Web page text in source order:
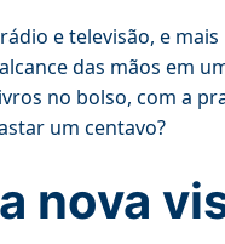
e televisão, e
das mãos em
no bolso, com a
um centavo?
nova